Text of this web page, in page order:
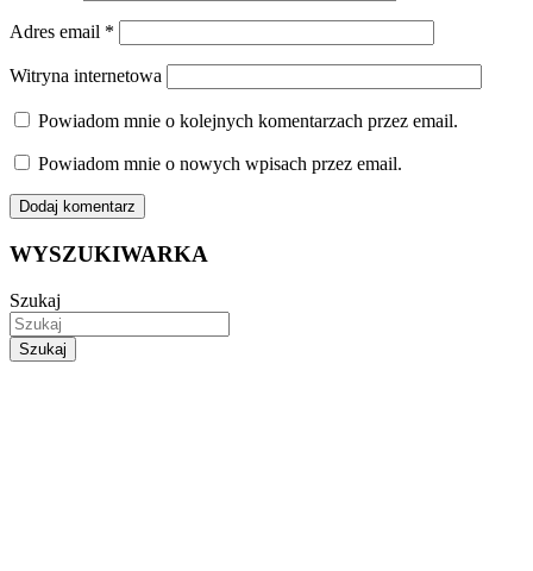
Adres email *
Witryna internetowa
Powiadom mnie o kolejnych komentarzach przez email.
Powiadom mnie o nowych wpisach przez email.
WYSZUKIWARKA
Szukaj
Szukaj